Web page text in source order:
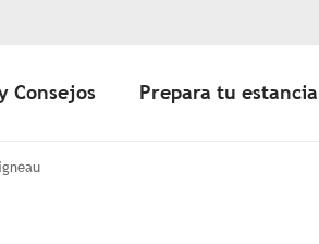
Consejos Prepara tu estancia